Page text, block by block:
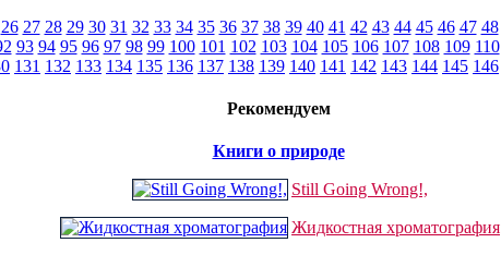
26 27 28 29 30 31 32 33 34 35 36 37 38 39 40 41 42 43 44 45 46 47 48
93 94 95 96 97 98 99 100 101 102 103 104 105 106 107 108 109 110
131 132 133 134 135 136 137 138 139 140 141 142 143 144 145 146
Рекомендуем
Книги о природе
Still Going Wrong!,
Жидкостная хроматография